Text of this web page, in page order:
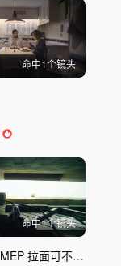
命中1个镜头
命中1个镜头
三养食品 | MEP 拉面可不简单！